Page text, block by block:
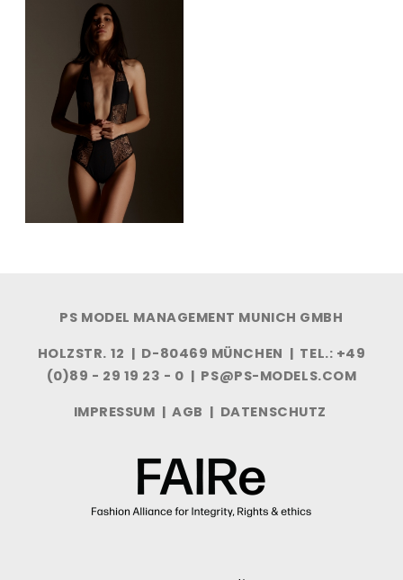
PS MODEL MANAGEMENT MUNICH GMBH
HOLZSTR. 12 | D-80469 MÜNCHEN | TEL.: +49
(0)89 - 29 19 23 - 0 | PS@PS-MODELS.COM
IMPRESSUM |AGB | DATENSCHUTZ